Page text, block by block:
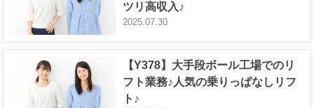
ツリ高収入♪
2025.07.30
【Y378】大手段ボール工場でのリ
フト業務♪人気の乗りっぱなしリフ
ト♪